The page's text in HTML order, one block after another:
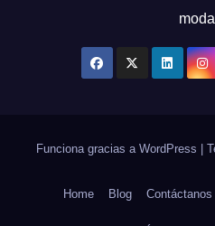
Funciona gracias a WordPress
Home Blog Contáctanos